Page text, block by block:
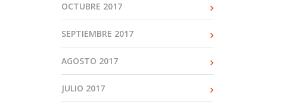
OCTUBRE 2017
SEPTIEMBRE 2017
AGOSTO 2017
JULIO 2017